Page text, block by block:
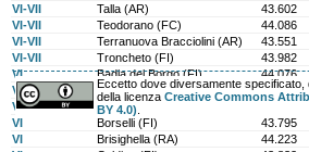
VI-VII
Talla (AR) 43.602
VI-VII
Teodorano (FC) 44.086
VI-VII
Terranuova Bracciolini (AR) 43.551
VI-VII
Troncheto (FI) 43.982
VI
Badia del Borgo (FI) 44.076
VI
Bivigliano (FI) 43.896
VI
Bocconi (FC)
VI
Borselli (FI) 43.795
VI
Brisighella (RA) 44.223
Eccetto dove diversamente specificato,
della licenza Creative Commons
BY 4.0)